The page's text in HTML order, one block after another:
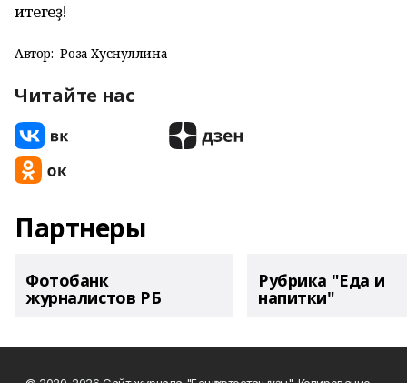
итегеҙ!
Автор: Роза Хуснуллина
Читайте нас
Партнеры
Фотобанк
журналистов РБ
Рубрика "Еда и
напитки"